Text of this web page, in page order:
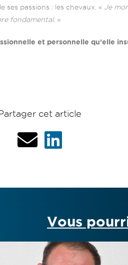
passions : les chevaux. « Je
fondamental. »
et personnelle qu’elle
cet article
Vous